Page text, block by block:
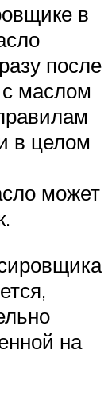
в
после
с маслом
в целом
может
на